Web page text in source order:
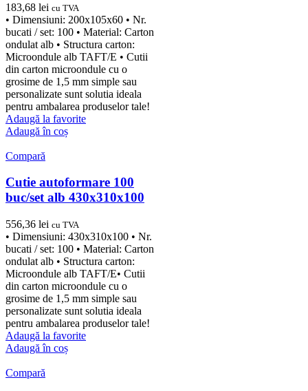
183,68 lei cu TVA
• Dimensiuni: 200x105x60 • Nr.
bucati / set: 100 • Material: Carton
ondulat alb • Structura carton:
Microondule alb TAFT/E • Cutii
din carton microondule cu o
grosime de 1,5 mm simple sau
personalizate sunt solutia ideala
pentru ambalarea produselor tale!
Adaugă la favorite
Adaugă în coș
Compară
Cutie autoformare 100
buc/set alb 430x310x100
556,36 lei cu TVA
• Dimensiuni: 430x310x100 • Nr.
bucati / set: 100 • Material: Carton
ondulat alb • Structura carton:
Microondule alb TAFT/E• Cutii
din carton microondule cu o
grosime de 1,5 mm simple sau
personalizate sunt solutia ideala
pentru ambalarea produselor tale!
Adaugă la favorite
Adaugă în coș
Compară